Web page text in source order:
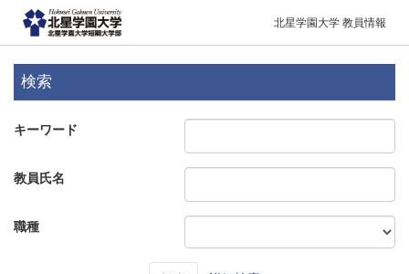
北星学園大学 教員情報
検索
キーワード
教員氏名
職種